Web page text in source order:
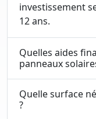
investissement
12 ans.
Quelles aides
panneaux
Quelle surface
?